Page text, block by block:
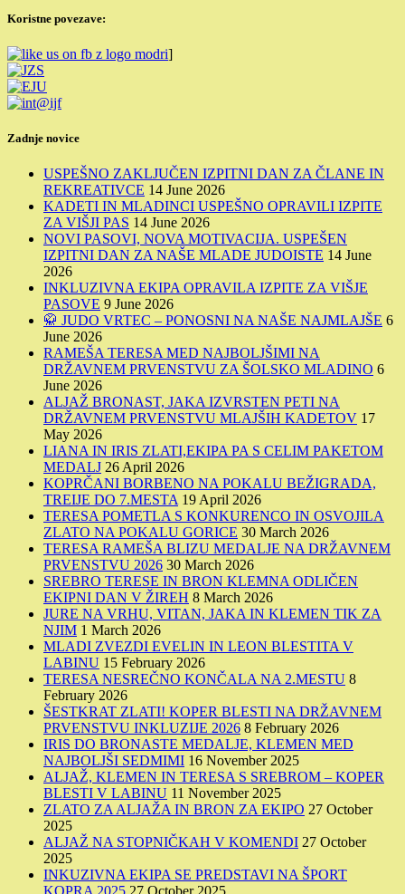
Koristne povezave:
]
Zadnje novice
USPEŠNO ZAKLJUČEN IZPITNI DAN ZA ČLANE IN
REKREATIVCE 14 June 2026
KADETI IN MLADINCI USPEŠNO OPRAVILI IZPITE
ZA VIŠJI PAS 14 June 2026
NOVI PASOVI, NOVA MOTIVACIJA. USPEŠEN
IZPITNI DAN ZA NAŠE MLADE JUDOISTE 14 June
2026
INKLUZIVNA EKIPA OPRAVILA IZPITE ZA VIŠJE
PASOVE 9 June 2026
🥋 JUDO VRTEC – PONOSNI NA NAŠE NAJMLAJŠE 6
June 2026
RAMEŠA TERESA MED NAJBOLJŠIMI NA
DRŽAVNEM PRVENSTVU ZA ŠOLSKO MLADINO 6
June 2026
ALJAŽ BRONAST, JAKA IZVRSTEN PETI NA
DRŽAVNEM PRVENSTVU MLAJŠIH KADETOV 17
May 2026
LIANA IN IRIS ZLATI,EKIPA PA S CELIM PAKETOM
MEDALJ 26 April 2026
KOPRČANI BORBENO NA POKALU BEŽIGRADA,
TREIJE DO 7.MESTA 19 April 2026
TERESA POMETLA S KONKURENCO IN OSVOJILA
ZLATO NA POKALU GORICE 30 March 2026
TERESA RAMEŠA BLIZU MEDALJE NA DRŽAVNEM
PRVENSTVU 2026 30 March 2026
SREBRO TERESE IN BRON KLEMNA ODLIČEN
EKIPNI DAN V ŽIREH 8 March 2026
JURE NA VRHU, VITAN, JAKA IN KLEMEN TIK ZA
NJIM 1 March 2026
MLADI ZVEZDI EVELIN IN LEON BLESTITA V
LABINU 15 February 2026
TERESA NESREČNO KONČALA NA 2.MESTU 8
February 2026
ŠESTKRAT ZLATI! KOPER BLESTI NA DRŽAVNEM
PRVENSTVU INKLUZIJE 2026 8 February 2026
IRIS DO BRONASTE MEDALJE, KLEMEN MED
NAJBOLJŠI SEDMIMI 16 November 2025
ALJAŽ, KLEMEN IN TERESA S SREBROM – KOPER
BLESTI V LABINU 11 November 2025
ZLATO ZA ALJAŽA IN BRON ZA EKIPO 27 October
2025
ALJAŽ NA STOPNIČKAH V KOMENDI 27 October
2025
INKUZIVNA EKIPA SE PREDSTAVI NA ŠPORT